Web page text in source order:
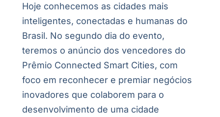
Hoje conhecemos as cidades mais
inteligentes, conectadas e humanas do
Brasil. No segundo dia do evento,
teremos o anúncio dos vencedores do
Prêmio Connected Smart Cities, com
foco em reconhecer e premiar negócios
inovadores que colaborem para o
desenvolvimento de uma cidade